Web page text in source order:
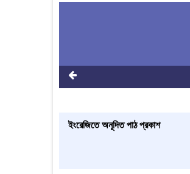
ইংরেজিতে অনূদিত পাঠ প্রকাশ